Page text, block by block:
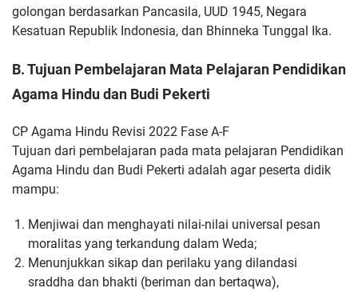
golongan berdasarkan Pancasila, UUD 1945, Negara
Kesatuan Republik Indonesia, dan Bhinneka Tunggal Ika.
B. Tujuan Pembelajaran Mata Pelajaran Pendidikan
Agama Hindu dan Budi Pekerti
CP Agama Hindu Revisi 2022 Fase A-F
Tujuan dari pembelajaran pada mata pelajaran Pendidikan
Agama Hindu dan Budi Pekerti adalah agar peserta didik
mampu:
Menjiwai dan menghayati nilai-nilai universal pesan
moralitas yang terkandung dalam Weda;
Menunjukkan sikap dan perilaku yang dilandasi
sraddha dan bhakti (beriman dan bertaqwa),